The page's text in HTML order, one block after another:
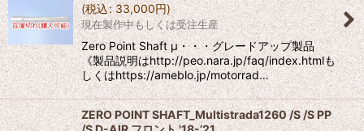
(税込: 33,000円)
現在製作中もしくは受注生産
Zero Point Shaft μ・・・グレードアップ製品
《製品説明はhttp://peo.nara.jp/faq/index.htmlも
しくはhttps://ameblo.jp/motorrad…
ZERO POINT SHAFT_Multistrada1260 /S /S PP